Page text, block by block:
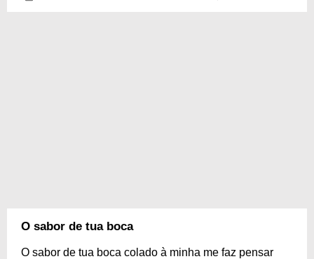
O sabor de tua boca
O sabor de tua boca colado à minha me faz pensar